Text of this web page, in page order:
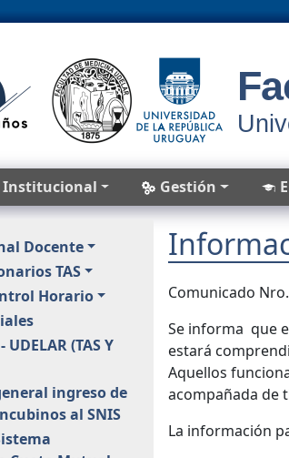
Institucional Gestión
Docente
TAS
Horario
(TAS Y
ingreso de
al SNIS
Comunicado
Se informa que
estará
Aquellos
acompañada de
La información